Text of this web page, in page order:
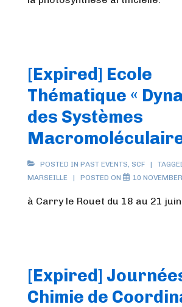
[Expired] Ecole
Thématique «
des Systèmes
POSTED IN PAST EVENTS, SCF
MARSEILLE
POSTED ON 10
à Carry le Rouet du 18 au 21
[Expired]
Chimie de